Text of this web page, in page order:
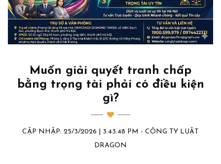
Muốn giải quyết tranh chấp
bằng trọng tài phải có điều kiện
gì?
CẬP NHẬP: 25/3/2026 | 3:43:48 PM - CÔNG TY LUẬT
DRAGON